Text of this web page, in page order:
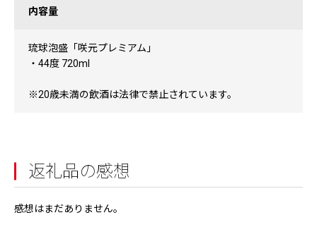
内容量
琉球泡盛「咲元プレミアム」
・44度 720ml
※20歳未満の飲酒は法律で禁止されています。
返礼品の感想
感想はまだありません。